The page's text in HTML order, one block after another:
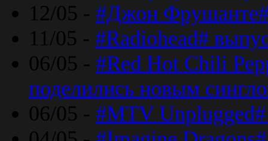
12/05 - #Джон
11/05 - #Radiohead#
06/05 - #Red Hot Chili
поделились новым
06/05 - #MTV Unplugged#